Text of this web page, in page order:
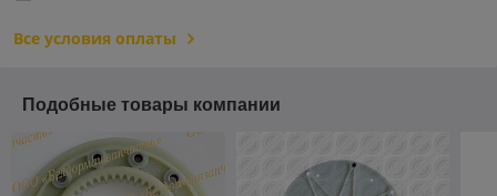
Все условия оплаты
Подобные товары компании